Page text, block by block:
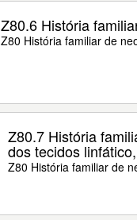
Z80.6 História
Z80 História familiar de
Z80.7 História
dos tecidos
Z80 História familiar de